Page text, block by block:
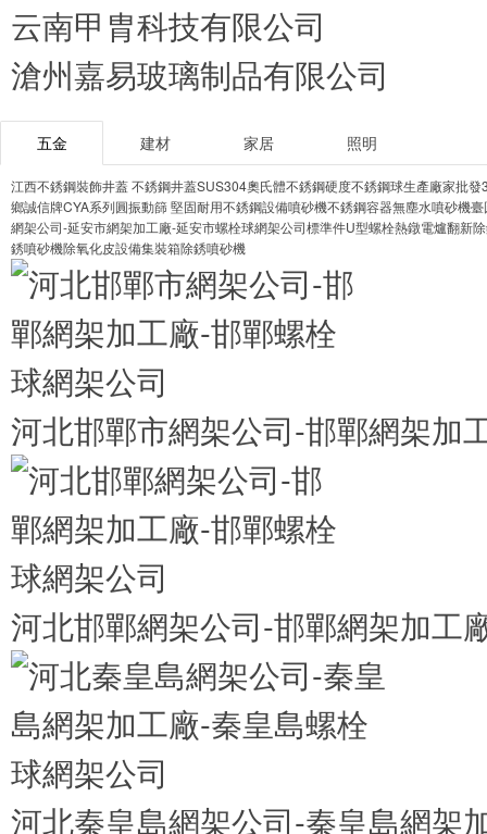
云南甲胄科技有限公司
滄州嘉易玻璃制品有限公司
五金 建材 家居 照明
江西不銹鋼裝飾井蓋 不銹鋼井蓋SUS304奧氏體不銹鋼硬度不銹鋼球生產廠家批
鄉誠信牌CYA系列圓振動篩 堅固耐用不銹鋼設備噴砂機不銹鋼容器無塵水噴砂機臺
網架公司-延安市網架加工廠-延安市螺栓球網架公司標準件U型螺栓熱鐓電爐翻新
銹噴砂機除氧化皮設備集裝箱除銹噴砂機
河北邯鄲市網架公司-邯鄲網架加
河北邯鄲網架公司-邯鄲網架加工
河北秦皇島網架公司-秦皇島網架